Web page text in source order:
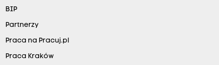
BIP
Partnerzy
Praca na Pracuj.pl
Praca Kraków